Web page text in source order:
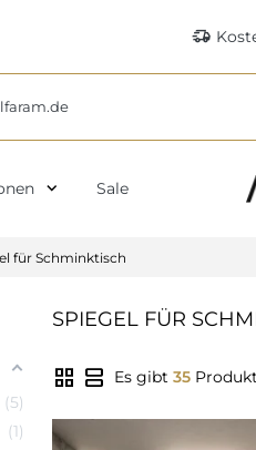
delivery_truck_speed
expand_more Sale
für Schminktisch
5
1
SPIEGEL FÜR
grid_view view_agenda Es gibt 35